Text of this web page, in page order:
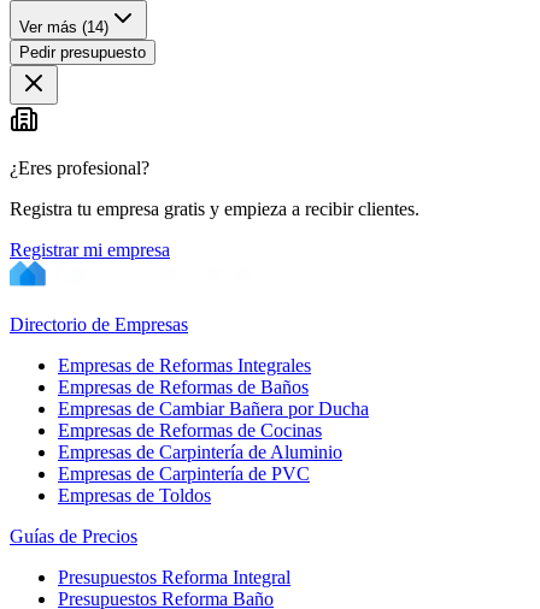
Ver más (14)
Pedir presupuesto
¿Eres profesional?
Registra tu empresa gratis y empieza a recibir clientes.
Registrar mi empresa
Directorio de Empresas
Empresas de Reformas Integrales
Empresas de Reformas de Baños
Empresas de Cambiar Bañera por Ducha
Empresas de Reformas de Cocinas
Empresas de Carpintería de Aluminio
Empresas de Carpintería de PVC
Empresas de Toldos
Guías de Precios
Presupuestos Reforma Integral
Presupuestos Reforma Baño